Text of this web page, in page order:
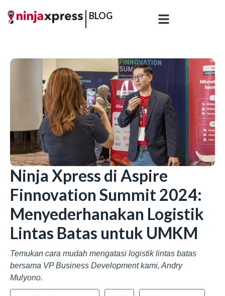
BLOG
Ninja Xpress di Aspire
Finnovation Summit 2024:
Menyederhanakan Logistik
Lintas Batas untuk UMKM
Temukan cara mudah mengatasi logistik lintas batas
bersama VP Business Development kami, Andry
Mulyono.